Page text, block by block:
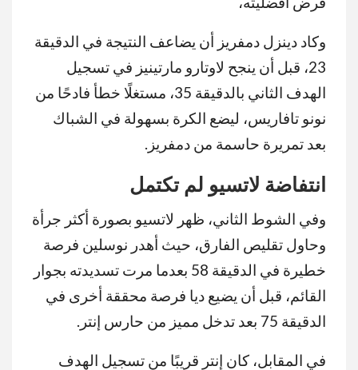
وكاد دينزل دمفريز أن يضاعف النتيجة في الدقيقة
23، قبل أن ينجح لاوتارو مارتينيز في تسجيل
الهدف الثاني بالدقيقة 35، مستغلًا خطأ فادحًا من
نونو تافاريس، ليضع الكرة بسهولة في الشباك
بعد تمريرة حاسمة من دمفريز.
انتفاضة لاتسيو لم تكتمل
وفي الشوط الثاني، ظهر لاتسيو بصورة أكثر جرأة
وحاول تقليص الفارق، حيث أهدر نوسلين فرصة
خطيرة في الدقيقة 58 بعدما مرت تسديدته بجوار
القائم، قبل أن يضيع ديا فرصة محققة أخرى في
الدقيقة 75 بعد تدخل مميز من حارس إنتر.
في المقابل، كان إنتر قريبًا من تسجيل الهدف